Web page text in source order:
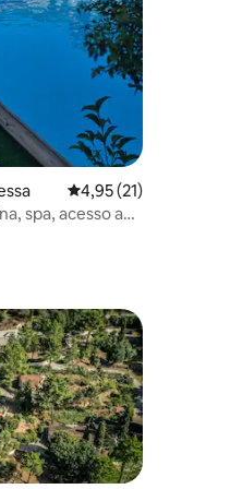
avaliações4,95 de uma
4,95 (21)
spa, acesso ao